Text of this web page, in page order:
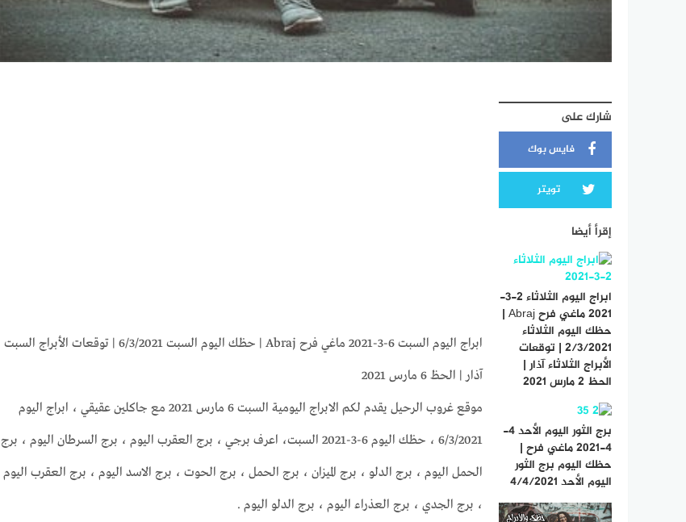
ابراج اليوم السبت 6-3-2021 ماغي فرح Abraj | حظك اليوم السبت 6/3/2021 | توقعات الأبراج السبت
آذار | الحظ 6 مارس 2021
موقع غروب الرحيل يقدم لكم الابراج اليومية السبت 6 مارس 2021 مع جاكلين عقيقي ، ابراج اليوم
6/3/2021 ، حظك اليوم 6-3-2021 السبت، اعرف برجي ، برج العقرب اليوم ، برج السرطان اليوم ، برج
الحمل اليوم ، برج الدلو ، برج الميزان ، برج الحمل ، برج الحوت ، برج الاسد اليوم ، برج العقرب اليوم
، برج الجدي ، برج العذراء اليوم ، برج الدلو اليوم .
شارك على
فايس بوك
تويتر
إقرأ أيضا
ابراج اليوم الثلاثاء 2-3-
2021 ماغي فرح Abraj |
حظك اليوم الثلاثاء
2/3/2021 | توقعات
الأبراج الثلاثاء آذار |
الحظ 2 مارس 2021
برج الثور اليوم الأحد 4-
4-2021 ماغي فرح |
حظك اليوم برج الثور
اليوم الأحد 4/4/2021